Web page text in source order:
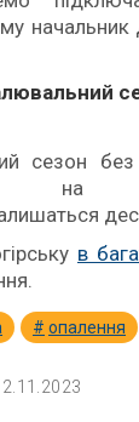
сезон без
на
в
опалення
2.11.2023